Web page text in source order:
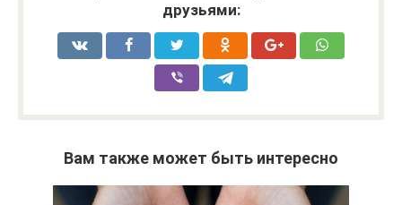
друзьями:
Вам также может быть интересно